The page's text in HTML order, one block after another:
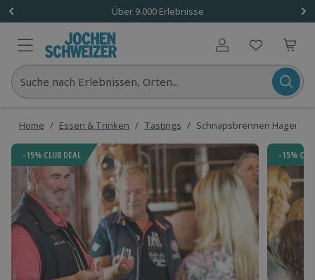
Über 9.000 Erlebnisse
Benutzerkonto
Suche nach Erlebnissen, Orten...
Home / Essen & Trinken / Tastings / Schnapsbrennen Hagen
-15% CLUB DEAL -15%